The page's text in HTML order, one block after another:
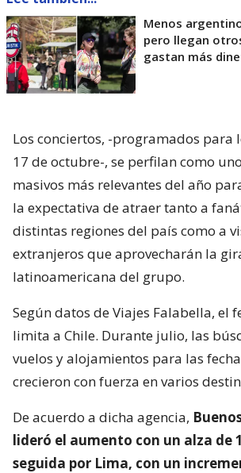
Menos
pero llegan
gastan más
Los conciertos, -programados para
17 de octubre-, se perfilan como
masivos más relevantes del año
la expectativa de atraer tanto a
distintas regiones del país como a
extranjeros que aprovecharán la
latinoamericana del grupo.
Según datos de Viajes Falabella, el
limita a Chile. Durante julio, las
vuelos y alojamientos para las
crecieron con fuerza en varios
De acuerdo a dicha agencia,
lideró el aumento con un alza de
seguida por Lima, con un